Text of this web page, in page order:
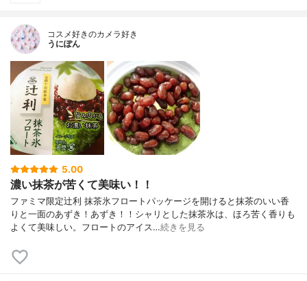
コスメ好きのカメラ好き
うにぽん
5.00
濃い抹茶が苦くて美味い！！
ファミマ限定辻利 抹茶氷フロートパッケージを開けると抹茶のいい香
りと一面のあずき！あずき！！シャリとした抹茶氷は、ほろ苦く香りも
よくて美味しい。フロートのアイス…続きを見る